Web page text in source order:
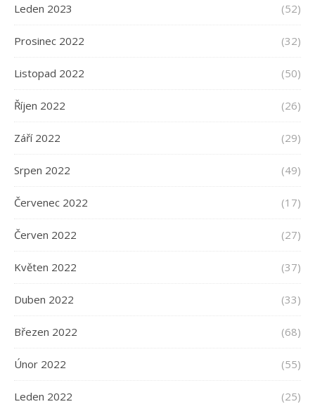
Leden 2023 (52)
Prosinec 2022 (32)
Listopad 2022 (50)
Říjen 2022 (26)
Září 2022 (29)
Srpen 2022 (49)
Červenec 2022 (17)
Červen 2022 (27)
Květen 2022 (37)
Duben 2022 (33)
Březen 2022 (68)
Únor 2022 (55)
Leden 2022 (25)